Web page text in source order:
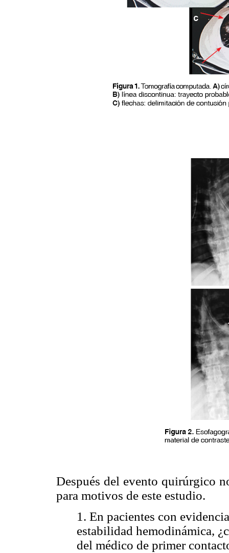
Después del evento quirúrgico
para motivos de este estudio.
1. En pacientes con
estabilidad hemodinámica,
del médico de primer